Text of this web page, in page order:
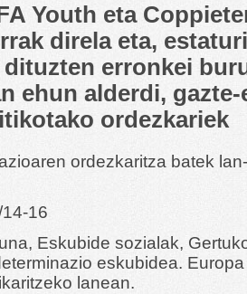
Youth eta
direla eta,
dituzten erronkei
ehun alderdi, gazte-
ordezkariek
ordezkaritza batek
16
Eskubide sozialak,
eskubidea.
lanean.